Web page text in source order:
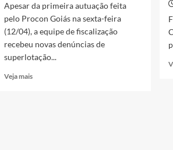
Apesar da primeira autuação feita
pelo Procon Goiás na sexta-feira
(12/04), a equipe de fiscalização
recebeu novas denúncias de
superlotação...
Veja maisRead